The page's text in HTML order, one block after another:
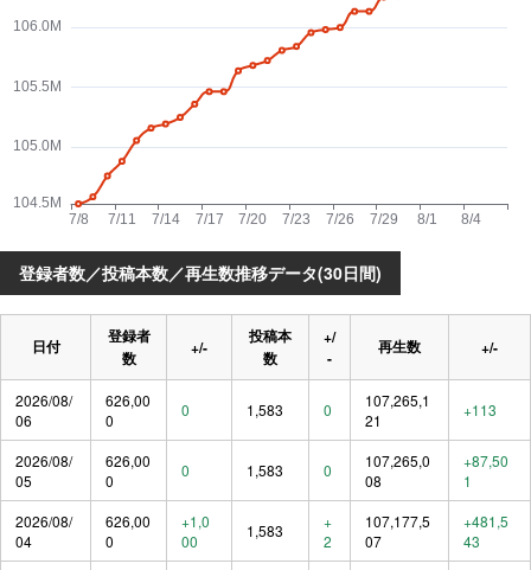
登録者数／投稿本数／再生数推移データ(30日間)
日付
登録者
数
+/-
投稿本
数
+/
-
再生数 +/-
2026/08/
06
626,00
0
0 1,583 0
107,265,1
21
+113
2026/08/
05
626,00
0
0 1,583 0
107,265,0
08
+87,50
1
2026/08/
04
626,00
0
+1,0
00
1,583
+
2
107,177,5
07
+481,5
43